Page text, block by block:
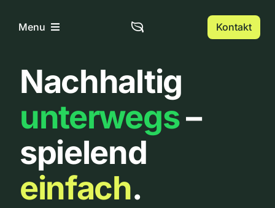
InhaltMenu
Home
Über uns
Urbanlist
Kontakt
Nachhaltig
unterwegs–
spielend
einfach.